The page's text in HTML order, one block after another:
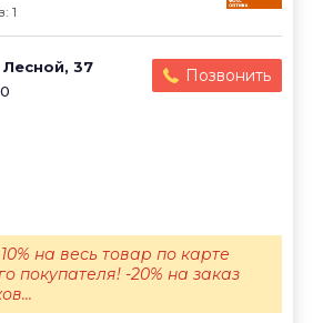
1
37
Позвонить
на весь товар по карте
покупателя! -20% на заказ